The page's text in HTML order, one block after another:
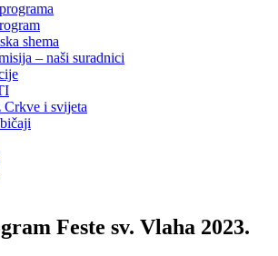
shema
– naši suradnici
i svijeta
Feste sv. Vlaha 2023.